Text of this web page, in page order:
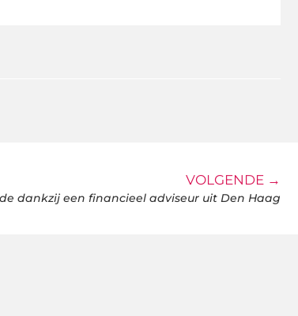
VOLGENDE →
dankzij een financieel adviseur uit Den Haag